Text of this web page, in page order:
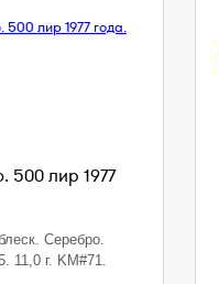
лир 1977
Серебро.
11,0 г. KM#71.